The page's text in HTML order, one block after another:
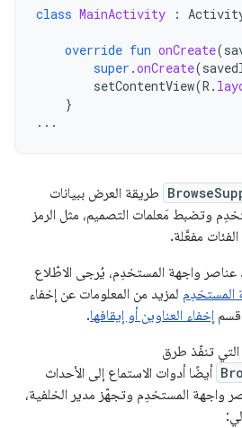
class MainActivity :
override fun onCreate(
super .onCreate(
setContentView(R .
}
...
طريقة العرض ببيانات
وتضبط مَعلمات التصميم، مثل الرمز
مفعَّلة.
عناصر واجهة المستخدِم، يُرجى الاطّلاع
المستخدِم لمزيد من المعلومات عن إخفاء
قسم إخفاء العناوين أو إيقافها.
التي تنفّذ طرق
أيضًا أدوات الاستماع إلى الأحداث
واجهة المستخدِم وتجهّز مدير الخلفية،